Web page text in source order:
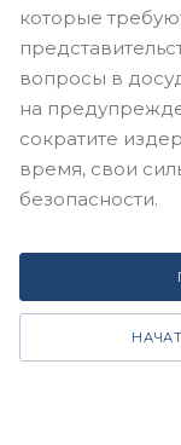
которые
вопросы в
на
сократите
время, свои
безопасности.